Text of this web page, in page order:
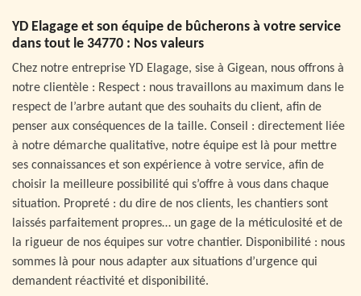
YD Elagage et son équipe de bûcherons à votre service
dans tout le 34770 : Nos valeurs
Chez notre entreprise YD Elagage, sise à Gigean, nous offrons à
notre clientèle : Respect : nous travaillons au maximum dans le
respect de l’arbre autant que des souhaits du client, afin de
penser aux conséquences de la taille. Conseil : directement liée
à notre démarche qualitative, notre équipe est là pour mettre
ses connaissances et son expérience à votre service, afin de
choisir la meilleure possibilité qui s’offre à vous dans chaque
situation. Propreté : du dire de nos clients, les chantiers sont
laissés parfaitement propres… un gage de la méticulosité et de
la rigueur de nos équipes sur votre chantier. Disponibilité : nous
sommes là pour nous adapter aux situations d’urgence qui
demandent réactivité et disponibilité.